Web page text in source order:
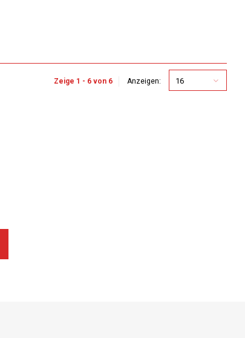
Zeige 1 - 6 von 6 Anzeigen: 16